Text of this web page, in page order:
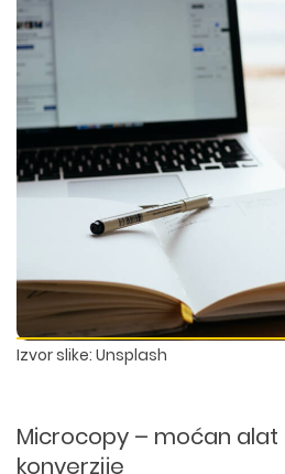
Izvor slike: Unsplash
Microcopy – moćan
konverzije